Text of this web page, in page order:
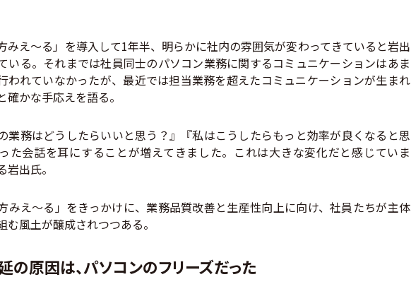
みえ～る」を導入して1年半、明らかに社内の雰囲気が変わってきていると岩出
いる。それまでは社員同士のパソコン業務に関するコミュニケーションはあま
われていなかったが、最近では担当業務を超えたコミュニケーションが生まれ
確かな手応えを語る。
業務はどうしたらいいと思う？』『私はこうしたらもっと効率が良くなると思
た会話を耳にすることが増えてきました。これは大きな変化だと感じていま
岩出氏。
みえ～る」をきっかけに、業務品質改善と生産性向上に向け、社員たちが主体
む風土が醸成されつつある。
の原因は、パソコンのフリーズだった